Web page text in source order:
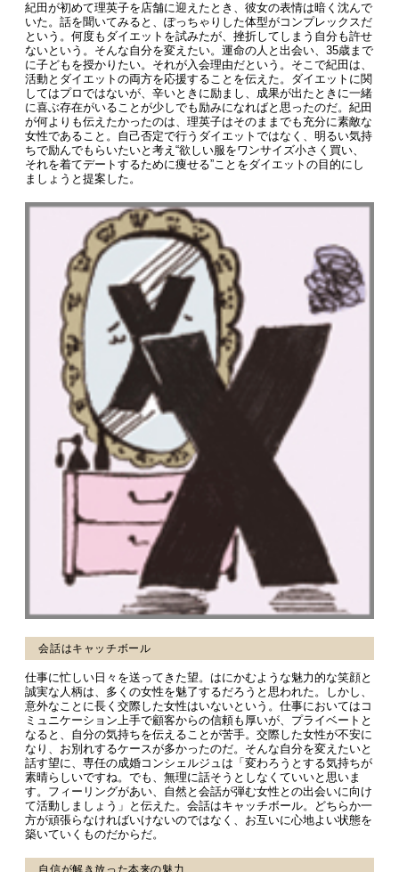
紀田が初めて理英子を店舗に迎えたとき、彼女の表情は暗く沈んで
いた。話を聞いてみると、ぽっちゃりした体型がコンプレックスだ
という。何度もダイエットを試みたが、挫折してしまう自分も許せ
ないという。そんな自分を変えたい。運命の人と出会い、35歳まで
に子どもを授かりたい。それが入会理由だという。そこで紀田は、
活動とダイエットの両方を応援することを伝えた。ダイエットに関
してはプロではないが、辛いときに励まし、成果が出たときに一緒
に喜ぶ存在がいることが少しでも励みになればと思ったのだ。紀田
が何よりも伝えたかったのは、理英子はそのままでも充分に素敵な
女性であること。自己否定で行うダイエットではなく、明るい気持
ちで励んでもらいたいと考え“欲しい服をワンサイズ小さく買い、
それを着てデートするために痩せる”ことをダイエットの目的にし
ましょうと提案した。
会話はキャッチボール
仕事に忙しい日々を送ってきた望。はにかむような魅力的な笑顔と
誠実な人柄は、多くの女性を魅了するだろうと思われた。しかし、
意外なことに長く交際した女性はいないという。仕事においてはコ
ミュニケーション上手で顧客からの信頼も厚いが、プライベートと
なると、自分の気持ちを伝えることが苦手。交際した女性が不安に
なり、お別れするケースが多かったのだ。そんな自分を変えたいと
話す望に、専任の成婚コンシェルジュは「変わろうとする気持ちが
素晴らしいですね。でも、無理に話そうとしなくていいと思いま
す。フィーリングがあい、自然と会話が弾む女性との出会いに向け
て活動しましょう」と伝えた。会話はキャッチボール。どちらか一
方が頑張らなければいけないのではなく、お互いに心地よい状態を
築いていくものだからだ。
自信が解き放った本来の魅力